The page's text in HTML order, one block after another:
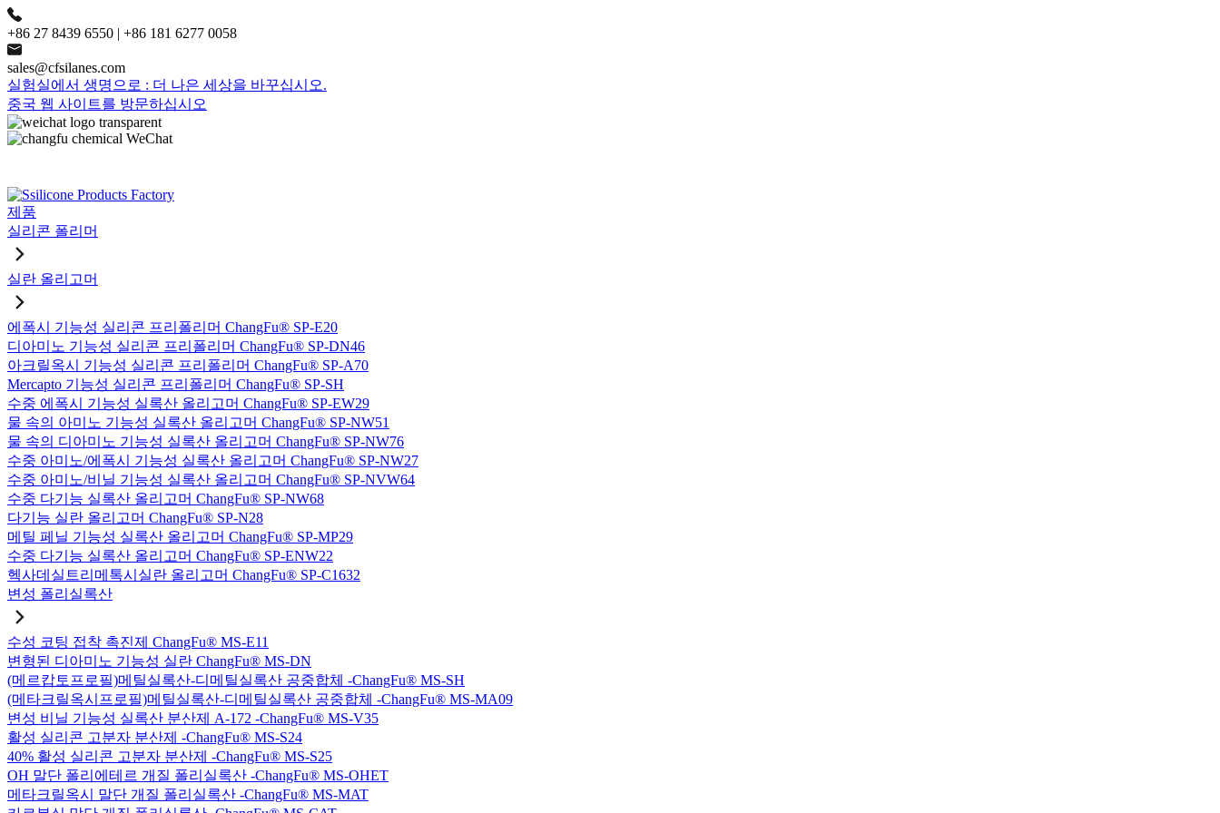
+86 27 8439 6550 | +86 181 6277 0058
sales@cfsilanes.com
실험실에서 생명으로 : 더 나은 세상을 바꾸십시오.
중국 웹 사이트를 방문하십시오
제품
실리콘 폴리머
실란 올리고머
에폭시 기능성 실리콘 프리폴리머 ChangFu® SP-E20
디아미노 기능성 실리콘 프리폴리머 ChangFu® SP-DN46
아크릴옥시 기능성 실리콘 프리폴리머 ChangFu® SP-A70
Mercapto 기능성 실리콘 프리폴리머 ChangFu® SP-SH
수중 에폭시 기능성 실록산 올리고머 ChangFu® SP-EW29
물 속의 아미노 기능성 실록산 올리고머 ChangFu® SP-NW51
물 속의 디아미노 기능성 실록산 올리고머 ChangFu® SP-NW76
수중 아미노/에폭시 기능성 실록산 올리고머 ChangFu® SP-NW27
수중 아미노/비닐 기능성 실록산 올리고머 ChangFu® SP-NVW64
수중 다기능 실록산 올리고머 ChangFu® SP-NW68
다기능 실란 올리고머 ChangFu® SP-N28
메틸 페닐 기능성 실록산 올리고머 ChangFu® SP-MP29
수중 다기능 실록산 올리고머 ChangFu® SP-ENW22
헥사데실트리메톡시실란 올리고머 ChangFu® SP-C1632
변성 폴리실록산
수성 코팅 접착 촉진제 ChangFu® MS-E11
변형된 디아미노 기능성 실란 ChangFu® MS-DN
(메르캅토프로필)메틸실록산-디메틸실록산 공중합체 -ChangFu® MS-SH
(메타크릴옥시프로필)메틸실록산-디메틸실록산 공중합체 -ChangFu® MS-MA09
변성 비닐 기능성 실록산 분산제 A-172 -ChangFu® MS-V35
활성 실리콘 고분자 분산제 -ChangFu® MS-S24
40% 활성 실리콘 고분자 분산제 -ChangFu® MS-S25
OH 말단 폴리에테르 개질 폴리실록산 -ChangFu® MS-OHET
메타크릴옥시 말단 개질 폴리실록산 -ChangFu® MS-MAT